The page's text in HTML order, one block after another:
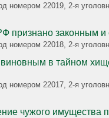
я уголовная, УК РФ: ст. 158 ч.2 п.п.а,б УК
признано законным
номером 22018, 2-я
в тайном
номером 22017, 2-я
чужого имущества